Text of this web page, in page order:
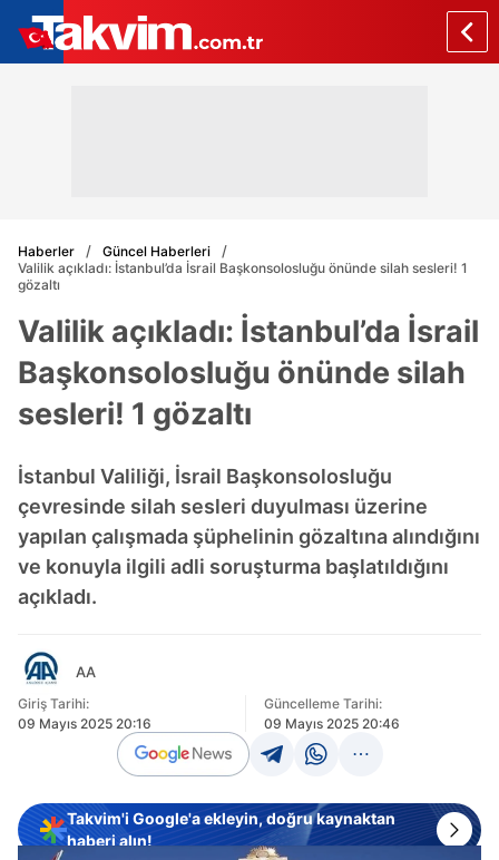
Haberler
Güncel Haberleri
Valilik açıkladı: İstanbul’da İsrail Başkonsolosluğu önünde silah sesleri! 1
gözaltı
Valilik açıkladı: İstanbul’da İsrail
Başkonsolosluğu önünde silah
sesleri! 1 gözaltı
İstanbul Valiliği, İsrail Başkonsolosluğu
çevresinde silah sesleri duyulması üzerine
yapılan çalışmada şüphelinin gözaltına alındığını
ve konuyla ilgili adli soruşturma başlatıldığını
açıkladı.
AA
Giriş Tarihi:
09 Mayıs 2025 20:16
Güncelleme Tarihi:
09 Mayıs 2025 20:46
Takvim'i Google'a ekleyin, doğru kaynaktan
haberi alın!